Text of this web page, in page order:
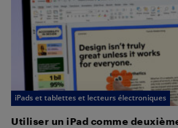
iPads et tablettes et lecteurs électroniques
Utiliser un iPad comme